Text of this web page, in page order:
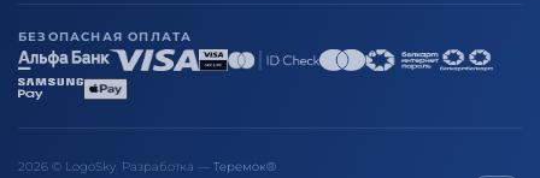
БЕЗОПАСНАЯ ОПЛАТА
2026 © LogoSky. Разработка — Теремок®